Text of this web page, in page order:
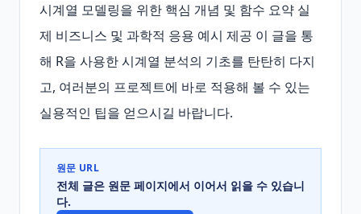
시계열 모델링을 위한 핵심 개념 및 함수 요약 실
제 비즈니스 및 과학적 응용 예시 제공 이 글을 통
해 R을 사용한 시계열 분석의 기초를 탄탄히 다지
고, 여러분의 프로젝트에 바로 적용해 볼 수 있는
실용적인 팁을 얻으시길 바랍니다.
원문 URL
전체 글은 원문 페이지에서 이어서 읽을 수 있습니
다.